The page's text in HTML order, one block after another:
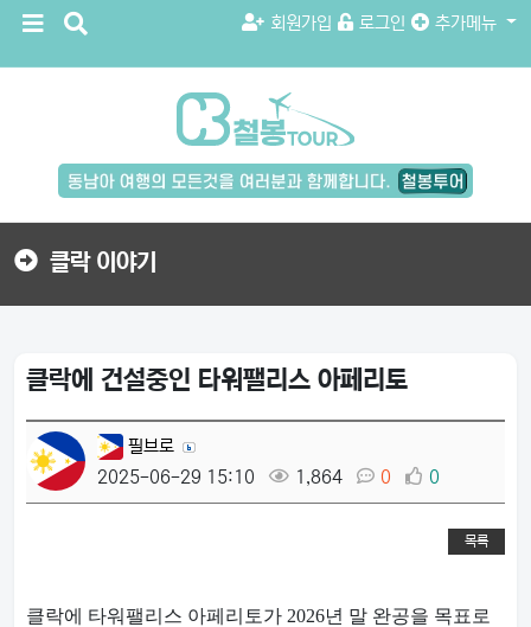
메
버
검
버
회원가입 로그인 추가메뉴
버
튼
클락 이야기
클락에 건설중인 타워팰리스 아페리토
필브로
2025-06-29 15:10
1,864 0 0
목록
클락에 타워팰리스 아페리토가 2026년 말 완공을 목표로